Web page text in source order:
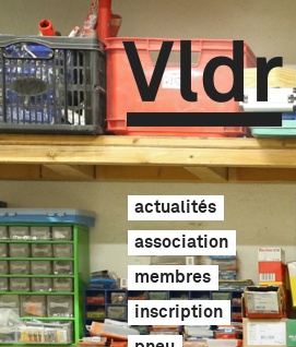
Vldr
actualités
association
membres
inscription